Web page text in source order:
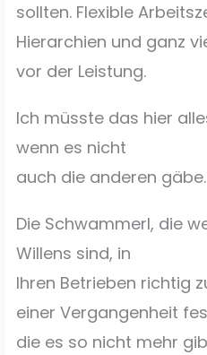
sollten. Flexible
Hierarchien und ganz
vor der Leistung.
Ich müsste das hier
wenn es nicht
auch die anderen gäbe.
Die Schwammerl, die
Willens sind, in
Ihren Betrieben richtig
einer Vergangenheit
die es so nicht mehr